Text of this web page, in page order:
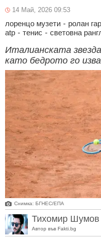
14 Май, 2026 09:53
лоренцо музети - ролан
atp - тенис - световна
Италианската
като бедрото го
Снимка: БГНЕС/EПA
Тихомир Шумов
Автор във Fakti.bg